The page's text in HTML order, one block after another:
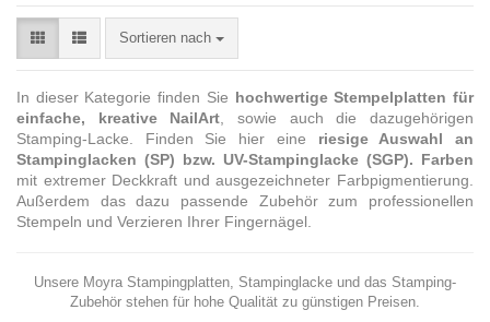
Sortieren nach
In dieser Kategorie finden Sie hochwertige Stempelplatten für
einfache, kreative NailArt , sowie auch die dazugehörigen
Stamping-Lacke. Finden Sie hier eine riesige Auswahl an
Stampinglacken (SP) bzw. UV-Stampinglacke (SGP). Farben
mit extremer Deckkraft und ausgezeichneter Farbpigmentierung.
Außerdem das dazu passende Zubehör zum professionellen
Stempeln und Verzieren Ihrer Fingernägel.
Unsere Moyra Stampingplatten, Stampinglacke und das Stamping-
Zubehör stehen für hohe Qualität zu günstigen Preisen.